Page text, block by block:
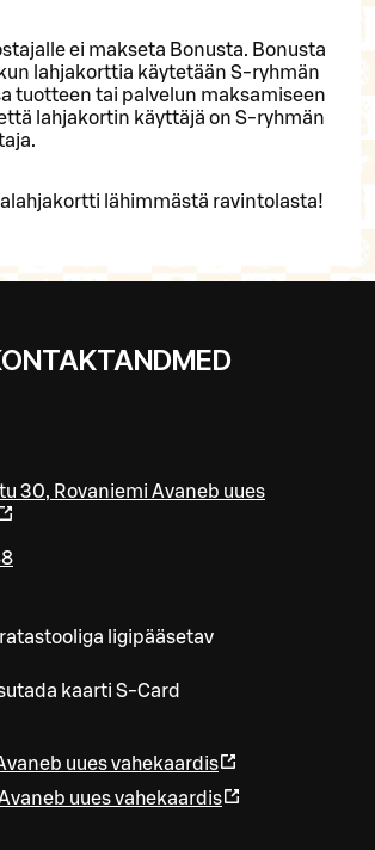
ei makseta Bonusta. Bonusta
lahjakorttia käytetään S-ryhmän
tuotteen tai palvelun maksamiseen
lahjakortin käyttäjä on S-ryhmän
lähimmästä ravintolasta!
30, Rovaniemi Avaneb uues
ligipääsetav
kaarti S-Card
uues vahekaardis
uues vahekaardis